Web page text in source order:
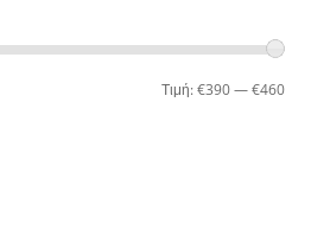
Τιμή:€390—€460